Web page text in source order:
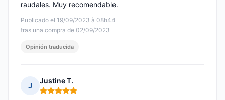
Publicado el 19/09/2023 à 08h44
tras una compra de 02/09/2023
raudales. Muy recomendable.
Opinión traducida
J
Justine T.
Nota: 5 de 5